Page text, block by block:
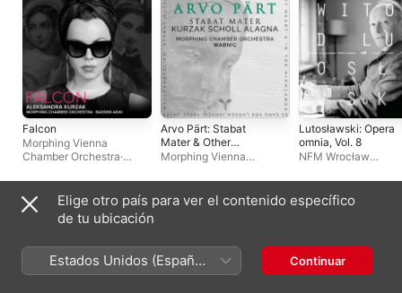
Falcon
Morphing Vienna
Chamber Orchestra·
Bassem Akiki
Arvo Pärt: Stabat
Mater & Other
Works
Morphing Vienna
Aleksandra Kurzak·
Tomasz Wabnic·Roberto
Alagna
Lutosławski: Opera
omnia, Vol. 8
NFM Wrocław
Forum of Music
Antoni Wit·
Kurzak
Sencillos y EP
Elige otro país para ver el contenido específico
de tu ubicación
Estados Unidos (Español
México)
Continuar